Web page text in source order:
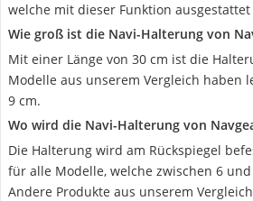
welche mit dieser Funktion ausgestattet
Wie groß ist die Navi-Halterung von
Mit einer Länge von 30 cm ist die
Modelle aus unserem Vergleich haben
9 cm.
Wo wird die Navi-Halterung von
Die Halterung wird am Rückspiegel
für alle Modelle, welche zwischen 6
Andere Produkte aus unserem